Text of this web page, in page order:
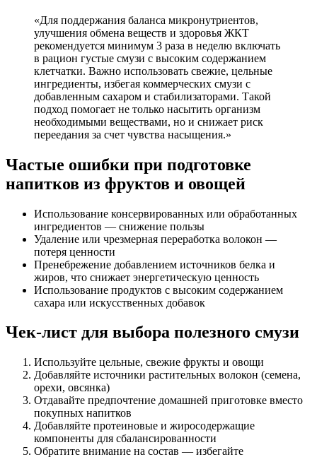
«Для поддержания баланса микронутриентов,
улучшения обмена веществ и здоровья ЖКТ
рекомендуется минимум 3 раза в неделю включать
в рацион густые смузи с высоким содержанием
клетчатки. Важно использовать свежие, цельные
ингредиенты, избегая коммерческих смузи с
добавленным сахаром и стабилизаторами. Такой
подход помогает не только насытить организм
необходимыми веществами, но и снижает риск
переедания за счет чувства насыщения.»
Частые ошибки при подготовке
напитков из фруктов и овощей
Использование консервированных или обработанных
ингредиентов — снижение пользы
Удаление или чрезмерная переработка волокон —
потеря ценности
Пренебрежение добавлением источников белка и
жиров, что снижает энергетическую ценность
Использование продуктов с высоким содержанием
сахара или искусственных добавок
Чек-лист для выбора полезного смузи
Используйте цельные, свежие фрукты и овощи
Добавляйте источники растительных волокон (семена,
орехи, овсянка)
Отдавайте предпочтение домашней приготовке вместо
покупных напитков
Добавляйте протеиновые и жиросодержащие
компоненты для сбалансированности
Обратите внимание на состав — избегайте